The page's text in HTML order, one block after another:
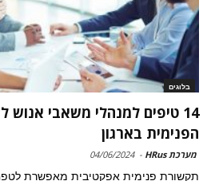
בלוגים
14 טיפים למנהלי משאבי
הפנימית בארגון
מערכת HRus -
04/06/2024
תקשורת פנימית אפקטיבית מאפשרת